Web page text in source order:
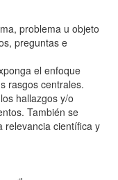
problema u objeto
preguntas e
el enfoque
rasgos centrales.
hallazgos y/o
También se
relevancia científica y